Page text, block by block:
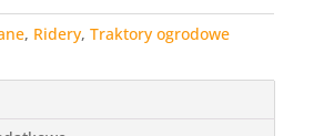
, Ridery, Traktory ogrodowe